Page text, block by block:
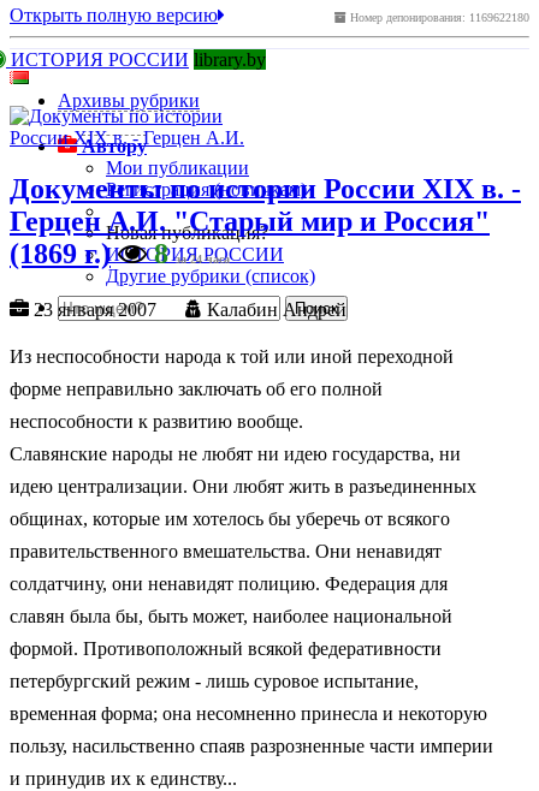
Номер депонирования: 1169622180
Открыть полную версию
ИСТОРИЯ РОССИИ library.by
Архивы рубрики
Автору
Мои публикации
Регистрация (новичкам)
Новая публикация?
ИСТОРИЯ РОССИИ
Другие рубрики (список)
Документы по истории России XIX в. -
Герцен А.И. "Старый мир и Россия"
(1869 г.)
8 за 24 часа
23 января 2007 Калабин Андрей
Из неспособности народа к той или иной переходной
форме неправильно заключать об его полной
неспособности к развитию вообще.
Славянские народы не любят ни идею государства, ни
идею централизации. Они любят жить в разъединенных
общинах, которые им хотелось бы уберечь от всякого
правительственного вмешательства. Они ненавидят
солдатчину, они ненавидят полицию. Федерация для
славян была бы, быть может, наиболее национальной
формой. Противоположный всякой федеративности
петербургский режим - лишь суровое испытание,
временная форма; она несомненно принесла и некоторую
пользу, насильственно спаяв разрозненные части империи
и принудив их к единству...